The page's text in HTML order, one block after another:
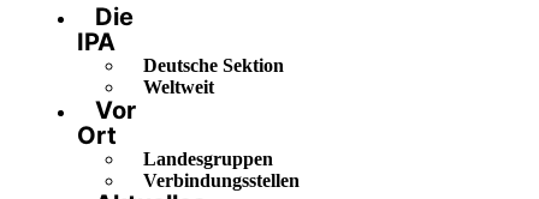
Die
IPA
Deutsche Sektion
Weltweit
Vor
Ort
Landesgruppen
Verbindungsstellen